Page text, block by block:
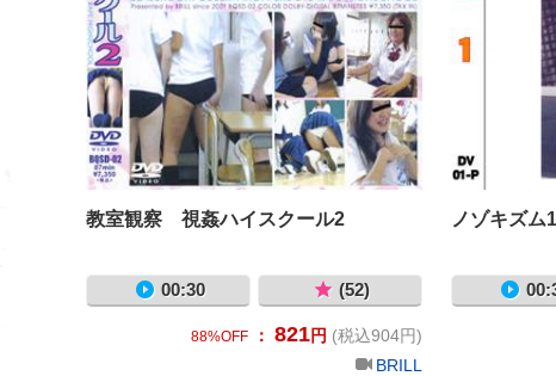
教室観察 視姦ハイスクール2
00:30 (52)
88%OFF ： 821円 (税込904円)
BRILL
ノゾキズム1